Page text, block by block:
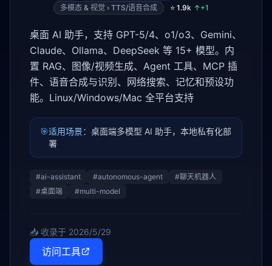
多模态 & 视觉 › TTS/语音合成
⭐ 1.9k ↑+1
桌面 AI 助手，支持 GPT-5/4、o1/o3、Gemini、
Claude、Ollama、DeepSeek 等 15+ 模型。内
置 RAG、图像/视频生成、Agent 工具、MCP 插
件、语音合成与识别、网络搜索、记忆和预设功
能。Linux/Windows/Mac 全平台支持
🎯适用场景： 桌面端多模型 AI 助手，本地私有化部
署
#ai-assistant #autonomous-agent #聊天机器人
#桌面端 #multi-model
📥 收录于 2026/5/29
访问工具